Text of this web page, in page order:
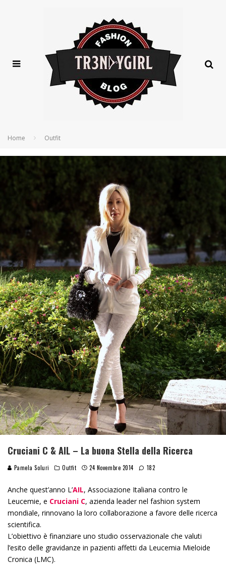
Home Outfit
Cruciani C & AIL – La buona Stella della Ricerca
Pamela Soluri Outfit 24 Novembre 2014 182
Anche quest’anno L’AIL, Associazione Italiana contro le
Leucemie, e Cruciani C, azienda leader nel fashion system
mondiale, rinnovano la loro collaborazione a favore delle ricerca
scientifica.
L’obiettivo è finanziare uno studio osservazionale che valuti
l’esito delle gravidanze in pazienti affetti da Leucemia Mieloide
Cronica (LMC).